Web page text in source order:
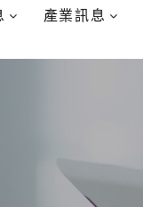
產業訊息